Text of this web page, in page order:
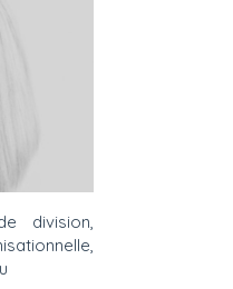
division,